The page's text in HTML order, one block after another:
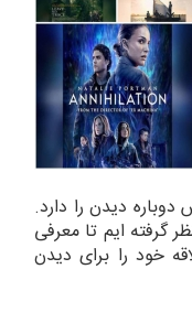
دوباره دیدن را دارد.
گرفته ایم تا معرفی
خود را برای دیدن